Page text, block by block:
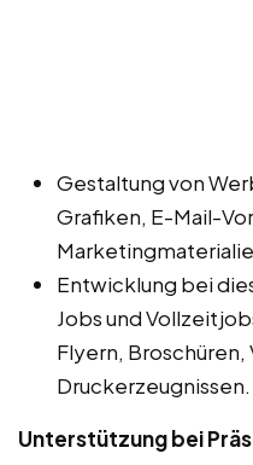
Gestaltung von
Grafiken, E-Mail-
Entwicklung bei
Jobs und
Flyern,
Druckerzeugnissen.
Unterstützung bei